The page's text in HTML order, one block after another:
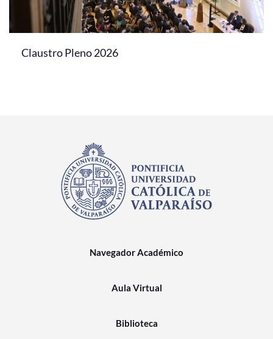
Claustro Pleno 2026
Navegador Académico
Aula Virtual
Biblioteca